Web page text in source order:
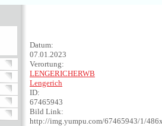
Datum:
07.01.2023
Verortung:
LENGERICHERWB
Lengerich
ID:
67465943
Bild Link:
http://img.yumpu.com/67465943/1/